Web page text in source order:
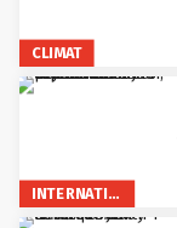
CLIMAT
INTERNATIONAL